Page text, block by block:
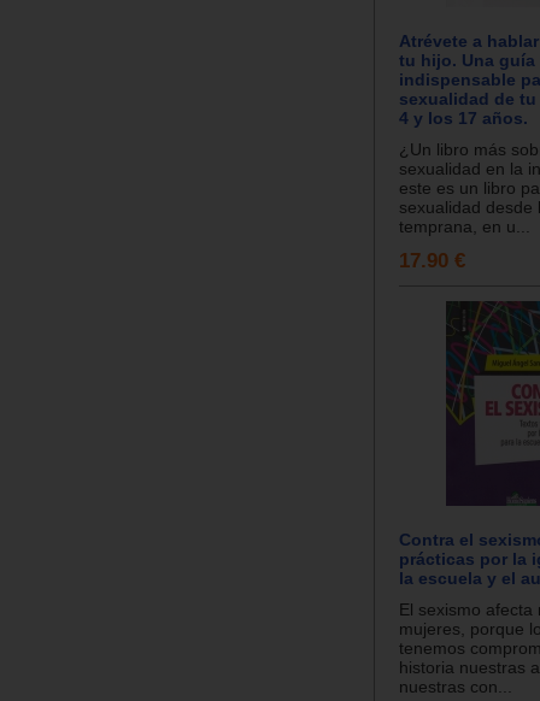
Atrévete a
tu hijo. Una guía
indispensable
sexualidad de
4 y los 17 años.
¿Un libro más
sexualidad en la
este es un libro
sexualidad desde
temprana, en u...
17.90 €
Contra el
prácticas por la
la escuela y el
El sexismo afecta
mujeres, porque
tenemos
historia nuestras
nuestras con...